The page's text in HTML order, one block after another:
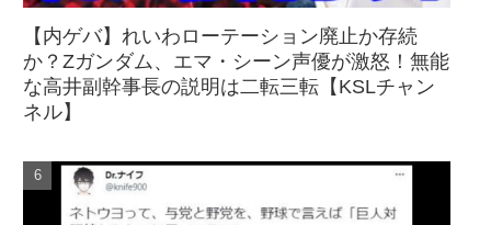
【内ゲバ】れいわローテーション廃止か存続
か？Zガンダム、エマ・シーン声優が激怒！無能
な高井副幹事長の説明は二転三転【KSLチャン
ネル】